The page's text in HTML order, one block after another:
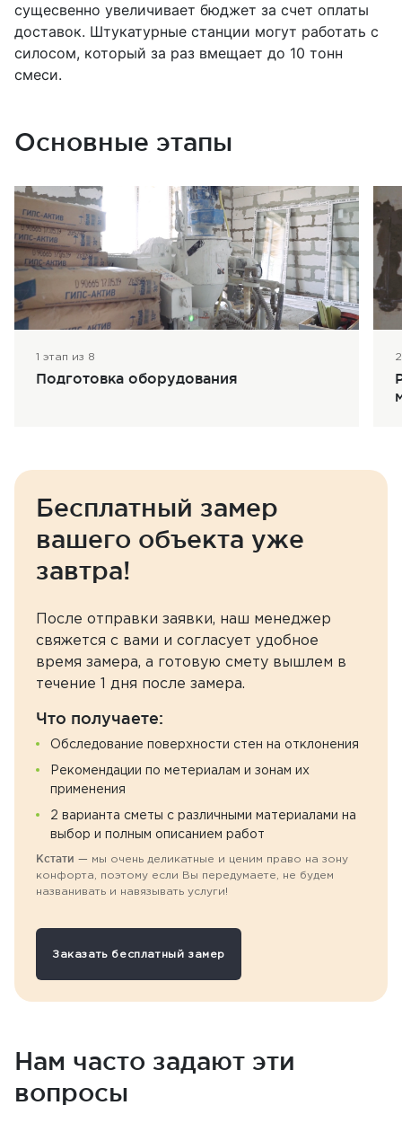
сущесвенно увеличивает бюджет за счет оплаты
доставок. Штукатурные станции могут работать с
силосом, который за раз вмещает до 10 тонн
смеси.
Основные этапы
1 этап из 8
Подготовка оборудования
Бесплатный замер
вашего объекта уже
завтра!
После отправки заявки, наш менеджер
свяжется с вами и согласует удобное
время замера, а готовую смету вышлем в
течение 1 дня после замера.
Что получаете:
Обследование поверхности стен на отклонения
Рекомендации по метериалам и зонам их
применения
2 варианта сметы с различными материалами на
выбор и полным описанием работ
Кстати — мы очень деликатные и ценим право на зону
конфорта, поэтому если Вы передумаете, не будем
названивать и навязывать услуги!
Заказать бесплатный замер
Нам часто задают эти
вопросы